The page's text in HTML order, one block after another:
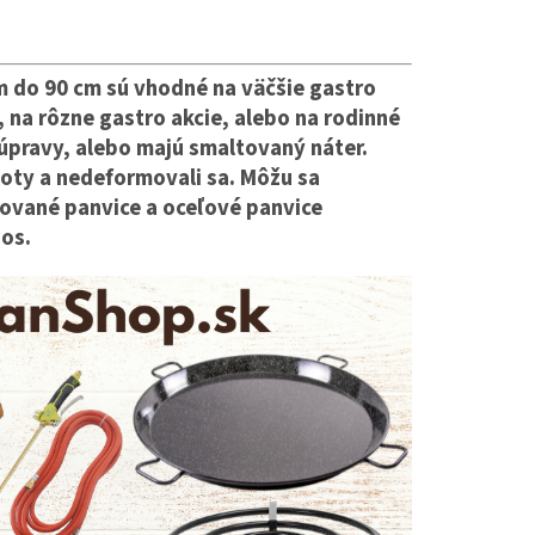
na90 cm sú vhodné na väčšie gastro
rôzne gastro akcie, alebo na rodinné
alebo majú smaltovaný náter.
a nedeformovali sa. Môžu sa
panvice a oceľové panvice